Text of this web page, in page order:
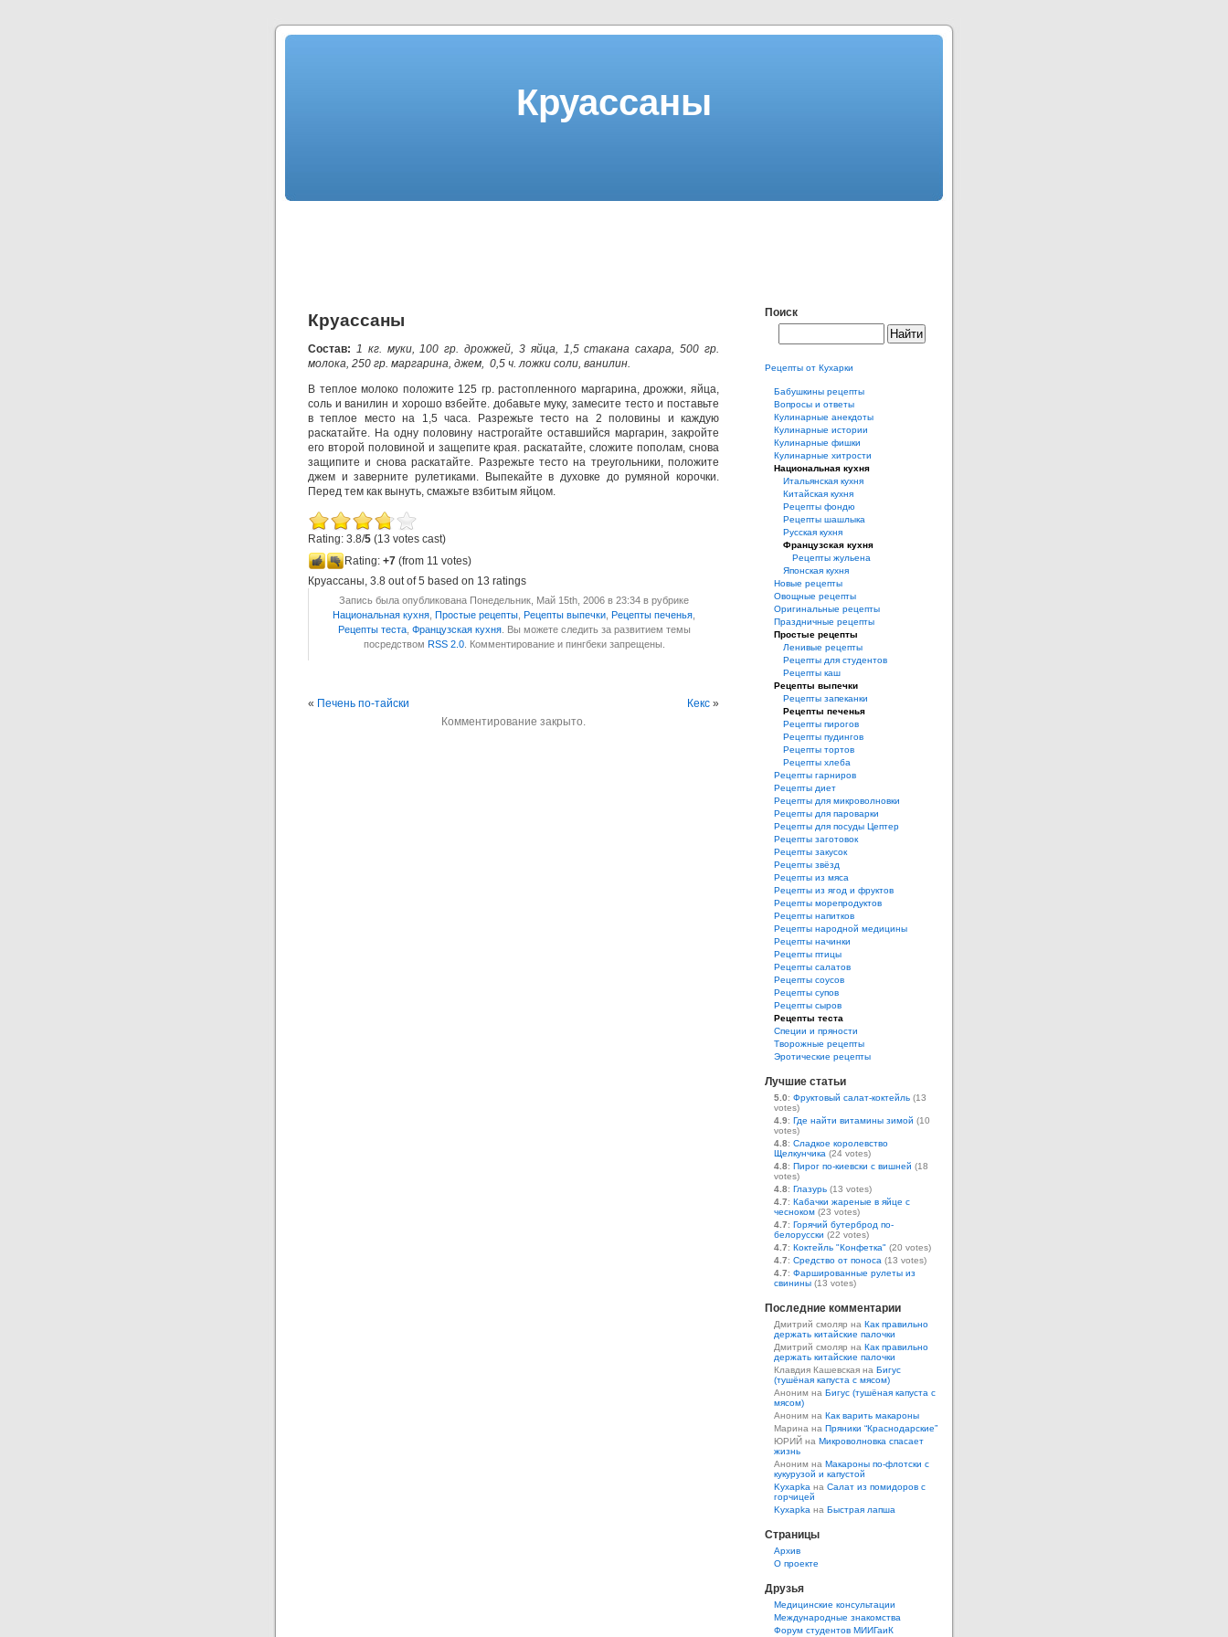
Круассаны
Круассаны
Состав: 1 кг. муки, 100 гр. дрожжей, 3 яйца, 1,5 стакана сахара, 500 гр.
молока, 250 гр. маргарина, джем, 0,5 ч. ложки соли, ванилин.
В теплое молоко положите 125 гр. растопленного маргарина, дрожжи, яйца,
соль и ванилин и хорошо взбейте. добавьте муку, замесите тесто и поставьте
в теплое место на 1,5 часа. Разрежьте тесто на 2 половины и каждую
раскатайте. На одну половину настрогайте оставшийся маргарин, закройте
его второй половиной и защепите края. раскатайте, сложите пополам, снова
защипите и снова раскатайте. Разрежьте тесто на треугольники, положите
джем и заверните рулетиками. Выпекайте в духовке до румяной корочки.
Перед тем как вынуть, смажьте взбитым яйцом.
Rating: 3.8/5 (13 votes cast)
Rating: +7 (from 11 votes)
Круассаны, 3.8 out of5 based on 13 ratings
Запись была опубликована Понедельник, Май 15th, 2006 в 23:34 в рубрике
Национальная кухня Простые рецепты Рецепты выпечки Рецепты печенья
Рецепты теста, Французская кухня. Вы можете следить за развитием темы
посредством RSS 2.0. Комментирование и пингбеки запрещены.
« Печень по-тайски Кекс »
Комментирование закрыто.
Поиск
Рецепты от Кухарки
Бабушкины рецепты
Вопросы и ответы
Кулинарные анекдоты
Кулинарные истории
Кулинарные фишки
Кулинарные хитрости
Национальная кухня
Итальянская кухня
Китайская кухня
Рецепты фондю
Рецепты шашлыка
Русская кухня
Французская кухня
Рецепты жульена
Японская кухня
Новые рецепты
Овощные рецепты
Оригинальные рецепты
Праздничные рецепты
Простые рецепты
Ленивые рецепты
Рецепты для студентов
Рецепты каш
Рецепты выпечки
Рецепты запеканки
Рецепты печенья
Рецепты пирогов
Рецепты пудингов
Рецепты тортов
Рецепты хлеба
Рецепты гарниров
Рецепты диет
Рецепты для микроволновки
Рецепты для пароварки
Рецепты для посуды Цептер
Рецепты заготовок
Рецепты закусок
Рецепты звёзд
Рецепты из мяса
Рецепты из ягод и фруктов
Рецепты морепродуктов
Рецепты напитков
Рецепты народной медицины
Рецепты начинки
Рецепты птицы
Рецепты салатов
Рецепты соусов
Рецепты супов
Рецепты сыров
Рецепты теста
Специи и пряности
Творожные рецепты
Эротические рецепты
Лучшие статьи
5.0: Фруктовый салат-коктейль (13
votes)
4.9: Где найти витамины зимой (10
votes)
4.8: Сладкое королевство
Щелкунчика (24 votes)
4.8: Пирог по-киевски с вишней (18
votes)
4.8: Глазурь (13 votes)
4.7: Кабачки жареные в яйце с
чесноком (23 votes)
4.7: Горячий бутерброд по-
белорусски (22 votes)
4.7: Коктейль "Конфетка" (20 votes)
4.7: Средство от поноса (13 votes)
4.7: Фаршированные рулеты из
свинины (13 votes)
Последние комментарии
Дмитрий смоляр на Как правильно
держать китайские палочки
Дмитрий смоляр на Как правильно
держать китайские палочки
Клавдия Кашевская на Бигус
(тушёная капуста с мясом)
Аноним на Бигус (тушёная капуста с
мясом)
Аноним на Как варить макароны
Марина на Пряники “Краснодарские”
ЮРИЙ на Микроволновка спасает
жизнь
Аноним на Макароны по-флотски с
кукурузой и капустой
Kyxapka на Салат из помидоров с
горчицей
Kyxapka на Быстрая лапша
Страницы
Aрхив
О проекте
Друзья
Медицинские консультации
Международные знакомства
Форум студентов МИИГаиК